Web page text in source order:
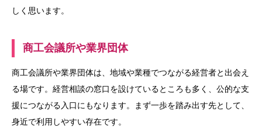
しく思います。
商工会議所や業界団体
商工会議所や業界団体は、地域や業種でつながる経営者と出会え
る場です。経営相談の窓口を設けているところも多く、公的な支
援につながる入口にもなります。まず一歩を踏み出す先として、
身近で利用しやすい存在です。